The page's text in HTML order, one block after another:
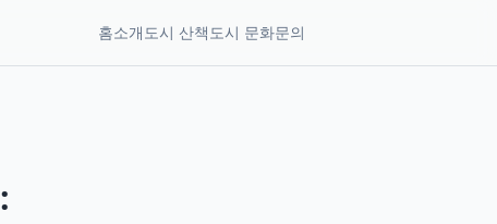
홈소개도시 산책도시 문화문의